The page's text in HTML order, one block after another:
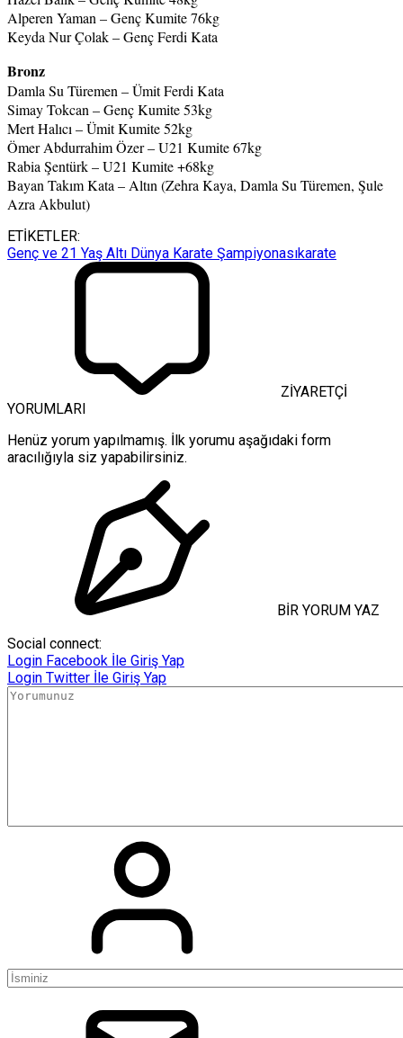
Alperen Yaman – Genç Kumite 76kg
Keyda Nur Çolak – Genç Ferdi Kata
Bronz
Damla Su Türemen – Ümit Ferdi Kata
Simay Tokcan – Genç Kumite 53kg
Mert Halıcı – Ümit Kumite 52kg
Ömer Abdurrahim Özer – U21 Kumite 67kg
Rabia Şentürk – U21 Kumite +68kg
Bayan Takım Kata – Altın (Zehra Kaya, Damla Su Türemen, Şule
Azra Akbulut)
ETİKETLER:
Genç ve 21 Yaş Altı Dünya Karate Şampiyonasıkarate
ZİYARETÇİ
YORUMLARI
Henüz yorum yapılmamış. İlk yorumu aşağıdaki form
aracılığıyla siz yapabilirsiniz.
BİR YORUM YAZ
Social connect:
Login Facebook İle Giriş Yap
Login Twitter İle Giriş Yap